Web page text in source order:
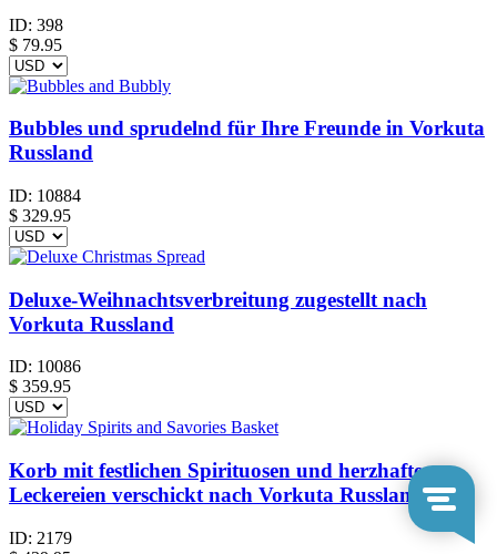
ID: 398
$ 79.95
Bubbles und sprudelnd für Ihre Freunde in Vorkuta
Russland
ID: 10884
$ 329.95
Deluxe-Weihnachtsverbreitung zugestellt nach
Vorkuta Russland
ID: 10086
$ 359.95
Korb mit festlichen Spirituosen und herzhaften
Leckereien verschickt nach Vorkuta Russland
ID: 2179